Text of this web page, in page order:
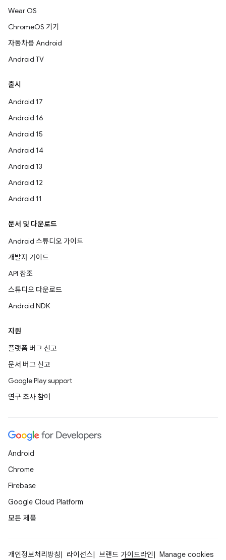
Wear OS
ChromeOS 기기
자동차용 Android
Android TV
출시
Android 17
Android 16
Android 15
Android 14
Android 13
Android 12
Android 11
문서 및 다운로드
Android 스튜디오 가이드
개발자 가이드
API 참조
스튜디오 다운로드
Android NDK
지원
플랫폼 버그 신고
문서 버그 신고
Google Play support
연구 조사 참여
Android
Chrome
Firebase
Google Cloud Platform
모든 제품
개인정보처리방침 라이선스 브랜드 가이드라인
Manage cookies